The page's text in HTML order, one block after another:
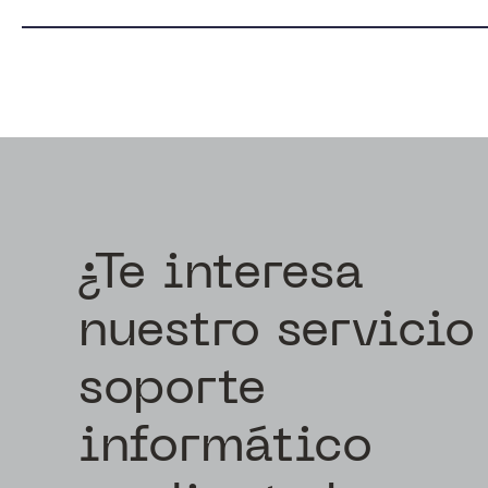
¿Te interesa
nuestro servicio
soporte
informático